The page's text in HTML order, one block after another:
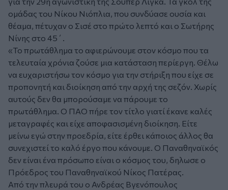
ομάδας του Νίκου Νιόπλια, που συνδύασε ουσία και
θέαμα, πέτυχαν ο Σισέ στο πρώτο λεπτό και ο Σωτήρης
Νίνης στο 45΄.
«Το πρωτάθλημα το αφιερώνουμε στον κόσμο που τα
τελευταία χρόνια ζούσε μια κατάσταση περίεργη. Θέλω
να ευχαριστήσω τον κόσμο για την στήριξη που είχε σε
προπονητή και διοίκηση από την αρχή της σεζόν. Χωρίς
αυτούς δεν θα μπορούσαμε να πάρουμε το
πρωτάθλημα. Ο ΠΑΟ πήρε τον τίτλο γιατί έκανε καλές
μεταγραφές και είχε αποφασισμένη διοίκηση. Είτε
μείνω εγώ στην προεδρία, είτε έρθει κάποιος άλλος θα
συνεχιστεί το καλό έργο που κάνουμε. Ο Παναθηναϊκός
δεν είναι ένα πρόσωπο είναι ο κόσμος του, δηλωσε ο
Πρόεδρος του Παναθηναϊκού Νίκος Πατέρας.
Από την πλευρά του ο Ανδρέας Βγενόπουλος